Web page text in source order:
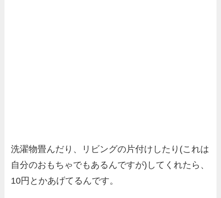
洗濯物畳んだり、リビングの片付けしたり(これは
自分のおもちゃでもあるんですが)してくれたら、
10円とかあげてるんです。